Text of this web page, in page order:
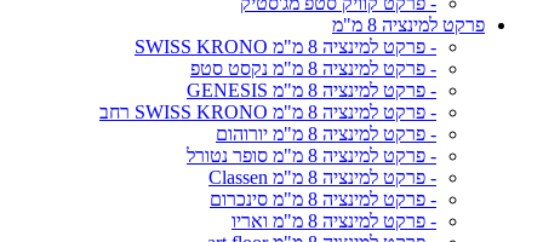
פרקט למינציה 8 מ"מ
- פרקט למינציה 8 מ"מ SWISS KRONO
- פרקט למינציה 8 מ"מ נקסט סטפ
- פרקט למינציה 8 מ"מ GENESIS
- פרקט למינציה 8 מ"מ SWISS KRONO רחב
- פרקט למינציה 8 מ"מ יורוהום
- פרקט למינציה 8 מ"מ סופר נטורל
- פרקט למינציה 8 מ"מ Classen
- פרקט למינציה 8 מ"מ סינכרום
- פרקט למינציה 8 מ"מ ואריו